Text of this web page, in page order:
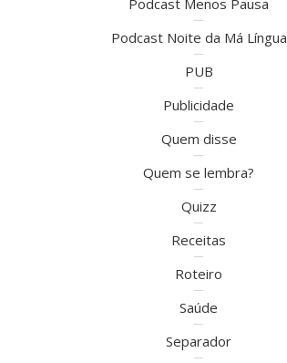
Podcast Menos Pausa
Podcast Noite da Má Língua
PUB
Publicidade
Quem disse
Quem se lembra?
Quizz
Receitas
Roteiro
Saúde
Separador